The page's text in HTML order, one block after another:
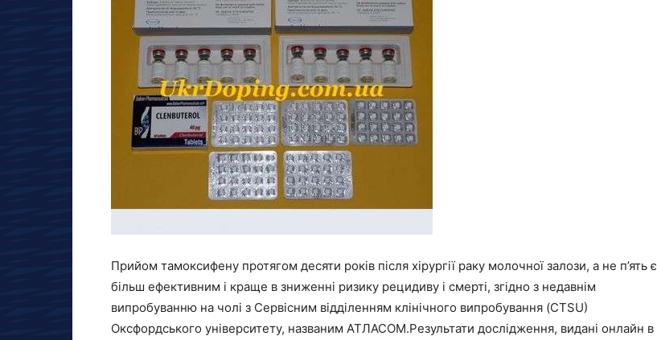
Прийом тамоксифену протягом десяти років після хірургії раку молочної залози, а не п’ять є
більш ефективним і краще в зниженні ризику рецидиву і смерті, згідно з недавнім
випробуванню на чолі з Сервісним відділенням клінічного випробування (CTSU)
Оксфордського університету, названим АТЛАСОМ.Результати дослідження, видані онлайн в